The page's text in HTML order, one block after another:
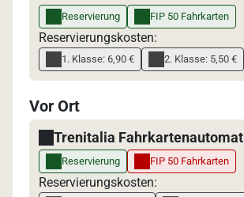
Reservierung FIP 50 Fahrkarten
Reservierungskosten:
1. Klasse: 6,90 € 2. Klasse: 5,50 €
Vor Ort
Trenitalia Fahrkartenautomat
Reservierung FIP 50 Fahrkarten
Reservierungskosten: